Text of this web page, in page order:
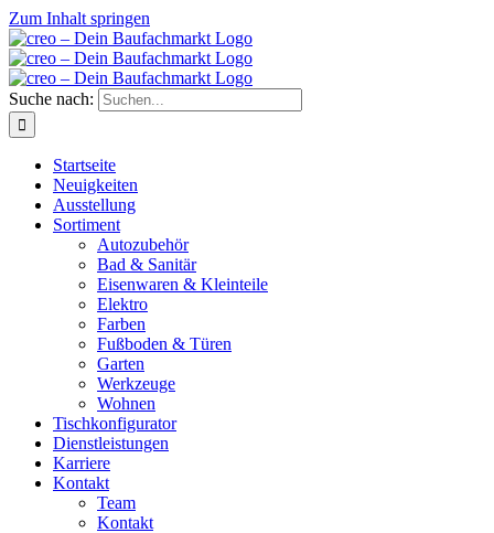
Zum Inhalt springen
Suche nach:
Startseite
Neuigkeiten
Ausstellung
Sortiment
Autozubehör
Bad & Sanitär
Eisenwaren & Kleinteile
Elektro
Farben
Fußboden & Türen
Garten
Werkzeuge
Wohnen
Tischkonfigurator
Dienstleistungen
Karriere
Kontakt
Team
Kontakt